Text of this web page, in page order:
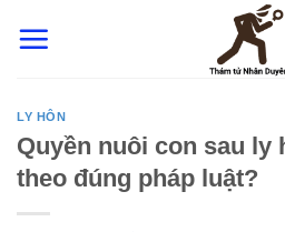
LY HÔN
Quyền nuôi con sau ly
theo đúng pháp luật?